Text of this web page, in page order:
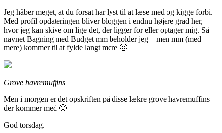
Jeg håber meget, at du forsat har lyst til at læse med og kigge forbi.
Med profil opdateringen bliver bloggen i endnu højere grad her,
hvor jeg kan skive om lige det, der ligger for eller optager mig. Så
navnet Bagning med Budget mm beholder jeg – men mm (med
mere) kommer til at fylde langt mere 🙂
Grove havremuffins
Men i morgen er det opskriften på disse lækre grove havremuffins
der kommer med 🙂
God torsdag.